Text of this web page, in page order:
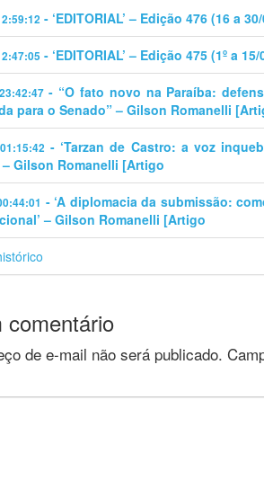
- ‘EDITORIAL’ – Edição 476 (16 a
- ‘EDITORIAL’ – Edição 475 (1º a
- “O fato novo na Paraíba:
para o Senado” – Gilson Romanelli
- ‘Tarzan de Castro: a voz
Gilson Romanelli [Artigo
- ‘A diplomacia da submissão:
– Gilson Romanelli [Artigo
comentário
de e-mail não será publicado.